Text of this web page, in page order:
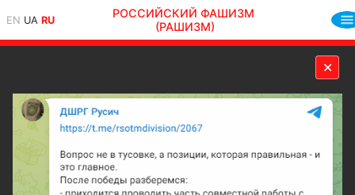
EN UA RU
РОССИЙСКИЙ ФАШИЗМ
(РАШИЗМ)
✕